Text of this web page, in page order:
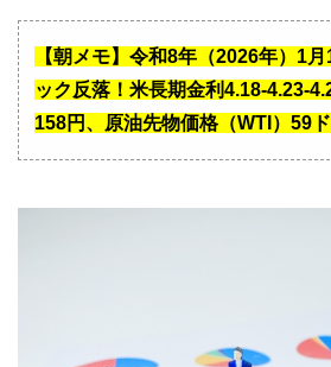
【朝メモ】令和8年（2026年）1
ック反落！米長期金利4.18-4.23-
158円、原油先物価格（WTI）59ド